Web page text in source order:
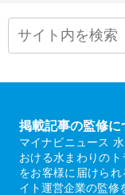
掲載記事の監修に
マイナビニュース
おける水まわりのト
をお客様に届けら
イト運営企業の監修